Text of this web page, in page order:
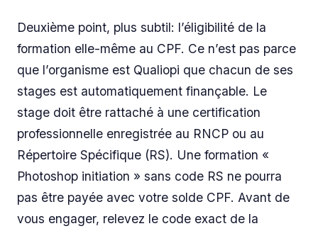
Deuxième point, plus subtil: l’éligibilité de la
formation elle-même au CPF. Ce n’est pas parce
que l’organisme est Qualiopi que chacun de ses
stages est automatiquement finançable. Le
stage doit être rattaché à une certification
professionnelle enregistrée au RNCP ou au
Répertoire Spécifique (RS). Une formation «
Photoshop initiation » sans code RS ne pourra
pas être payée avec votre solde CPF. Avant de
vous engager, relevez le code exact de la